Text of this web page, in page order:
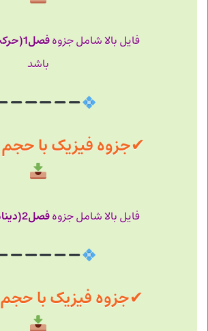
فایل بالا شامل جزوهفصل1(حرکت شناسی)
باشد
✔جزوه فیزیک با حجم 5 مگابایت
فایل بالا شامل جزوهفصل2(دینامیک)
✔جزوه فیزیک با حجم 1 مگابایت